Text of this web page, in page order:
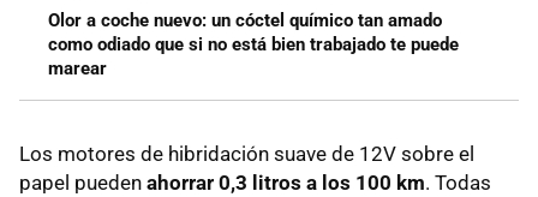
Olor a coche nuevo: un cóctel químico tan amado
como odiado que si no está bien trabajado te puede
marear
Los motores de hibridación suave de 12V sobre el
papel pueden ahorrar 0,3 litros a los 100 km. Todas